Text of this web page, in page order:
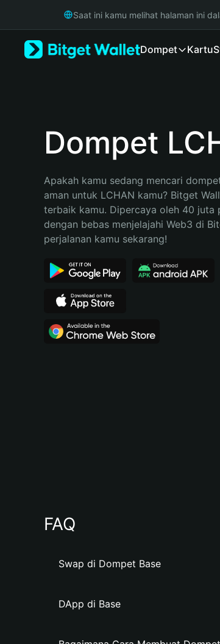
Русский
Bahasa Indonesia
Español (Argentina)
Saat ini kamu melihat halaman ini
Dompet Kartu
Dompet
Apakah kamu sedang mencari
aman untuk LCHAN kamu? Bitget
terbaik kamu. Dipercaya oleh 40 juta
dengan bebas menjelajahi Web3 di
perjalanan kamu sekarang!
FAQ
Swap di Dompet Base
DApp di Base